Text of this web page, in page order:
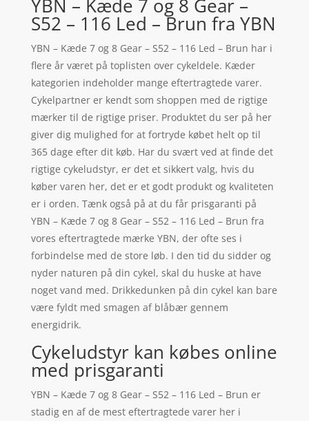
YBN – Kæde 7 og 8 Gear –
S52 – 116 Led – Brun fra YBN
YBN – Kæde 7 og 8 Gear – S52 – 116 Led – Brun har i
flere år været på toplisten over cykeldele. Kæder
kategorien indeholder mange eftertragtede varer.
Cykelpartner er kendt som shoppen med de rigtige
mærker til de rigtige priser. Produktet du ser på her
giver dig mulighed for at fortryde købet helt op til
365 dage efter dit køb. Har du svært ved at finde det
rigtige cykeludstyr, er det et sikkert valg, hvis du
køber varen her, det er et godt produkt og kvaliteten
er i orden. Tænk også på at du får prisgaranti på
YBN – Kæde 7 og 8 Gear – S52 – 116 Led – Brun fra
vores eftertragtede mærke YBN, der ofte ses i
forbindelse med de store løb. I den tid du sidder og
nyder naturen på din cykel, skal du huske at have
noget vand med. Drikkedunken på din cykel kan bare
være fyldt med smagen af blåbær gennem
energidrik.
Cykeludstyr kan købes online
med prisgaranti
YBN – Kæde 7 og 8 Gear – S52 – 116 Led – Brun er
stadig en af de mest eftertragtede varer her i